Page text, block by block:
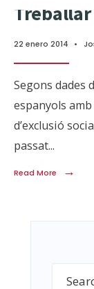
22 enero 2014 •
Segons dades
espanyols
d’exclusió
passat...
Read More →